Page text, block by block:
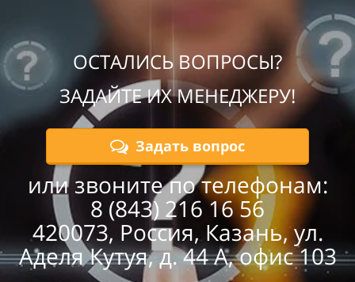
ОСТАЛИСЬ ВОПРОСЫ?
ЗАДАЙТЕ ИХ МЕНЕДЖЕРУ!
Задать вопрос
или звоните по телефонам:
8 (843) 216 16 56
420073, Россия, Казань, ул.
Аделя Кутуя, д. 44 А, офис 103